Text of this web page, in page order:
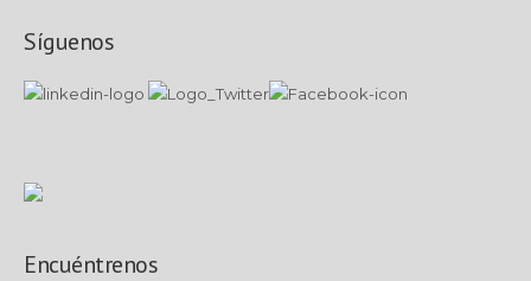
Síguenos
Encuéntrenos